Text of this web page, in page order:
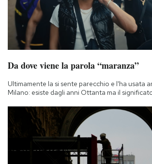
Da dove viene la parola “maranza”
Ultimamente la si sente parecchio e l'ha usata
Milano: esiste dagli anni Ottanta ma il